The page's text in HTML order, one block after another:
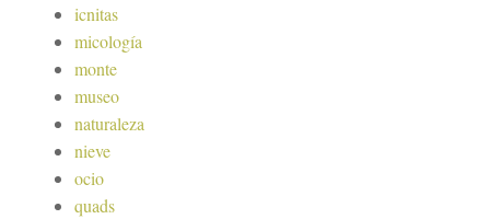
icnitas
micología
monte
museo
naturaleza
nieve
ocio
quads